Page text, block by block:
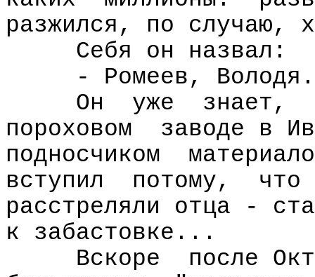
разжился, по случаю,
Себя он назвал:
- Ромеев, Володя.
Он
уже
знает,
пороховом
заводе в
подносчиком
вступил
потому,
что
расстреляли отца -
к забастовке...
Вскоре
после